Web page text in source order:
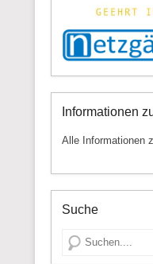
Informationen
Alle Informationen
Suche
Suche